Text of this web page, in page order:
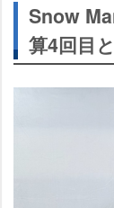
Snow
算4回目